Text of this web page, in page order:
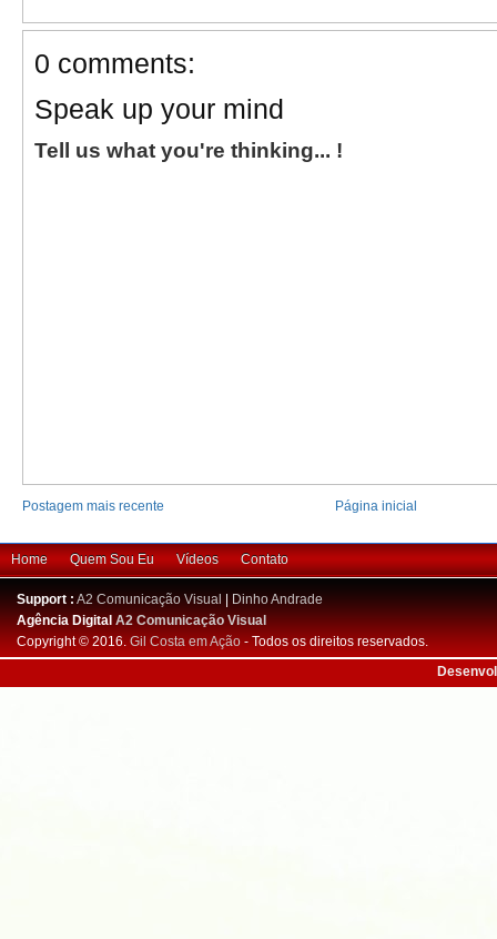
0 comments:
Speak up your mind
Tell us what you're thinking... !
Postagem mais recente Página inicial
Home Quem Sou Eu Vídeos Contato
Support : A2 Comunicação Visual | Dinho Andrade
Agência DigitalA2 Comunicação Visual
Copyright © 2016. Gil Costa em Ação - Todos os direitos reservados.